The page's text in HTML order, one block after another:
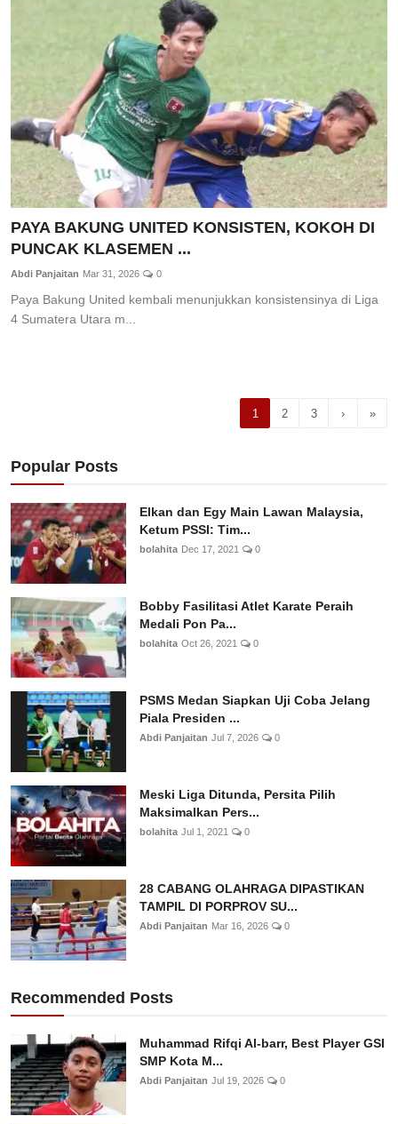
PAYA BAKUNG UNITED KONSISTEN, KOKOH DI
PUNCAK KLASEMEN ...
Abdi Panjaitan Mar 31, 2026 0
Paya Bakung United kembali menunjukkan konsistensinya di Liga
4 Sumatera Utara m...
1 2 3 › »
Popular Posts
Elkan dan Egy Main Lawan Malaysia,
Ketum PSSI: Tim...
bolahita Dec 17, 2021 0
Bobby Fasilitasi Atlet Karate Peraih
Medali Pon Pa...
bolahita Oct 26, 2021 0
PSMS Medan Siapkan Uji Coba Jelang
Piala Presiden ...
Abdi Panjaitan Jul 7, 2026 0
Meski Liga Ditunda, Persita Pilih
Maksimalkan Pers...
bolahita Jul 1, 2021 0
28 CABANG OLAHRAGA DIPASTIKAN
TAMPIL DI PORPROV SU...
Abdi Panjaitan Mar 16, 2026 0
Recommended Posts
Muhammad Rifqi Al-barr, Best Player GSI
SMP Kota M...
Abdi Panjaitan Jul 19, 2026 0